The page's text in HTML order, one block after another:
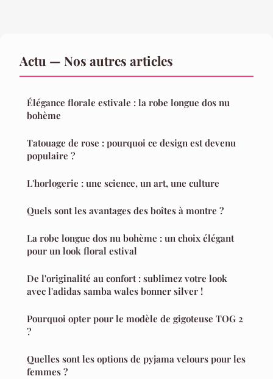
Actu — Nos autres articles
Élégance florale estivale : la robe longue dos nu
bohème
Tatouage de rose : pourquoi ce design est devenu
populaire ?
L'horlogerie : une science, un art, une culture
Quels sont les avantages des boîtes à montre ?
La robe longue dos nu bohème : un choix élégant
pour un look floral estival
De l'originalité au confort : sublimez votre look
avec l'adidas samba wales bonner silver !
Pourquoi opter pour le modèle de gigoteuse TOG 2
?
Quelles sont les options de pyjama velours pour les
femmes ?